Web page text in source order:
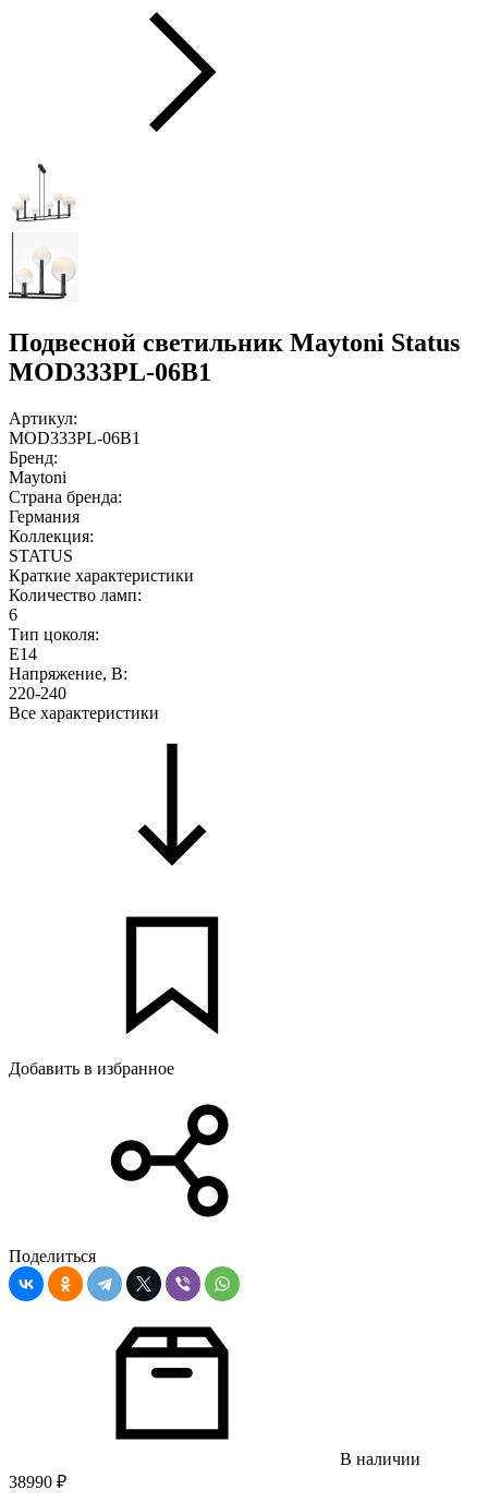
Подвесной светильник Maytoni Status
MOD333PL-06B1
Артикул:
MOD333PL-06B1
Бренд:
Maytoni
Страна бренда:
Германия
Коллекция:
STATUS
Краткие характеристики
Количество ламп:
6
Тип цоколя:
E14
Напряжение, В:
220-240
Все характеристики
Добавить в избранное
Поделиться
В наличии
38990 ₽